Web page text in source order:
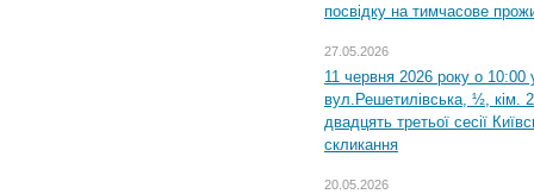
посвідку на тимчасове
27.05.2026
11 червня 2026 року о 10:00
вул.Решетилівська, ½, кім.
двадцять третьої сесії
скликання
20.05.2026